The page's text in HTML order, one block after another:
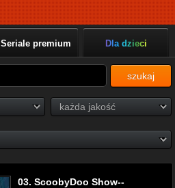
Seriale premium Dla dzieci
szukaj
03. ScoobyDoo Show--